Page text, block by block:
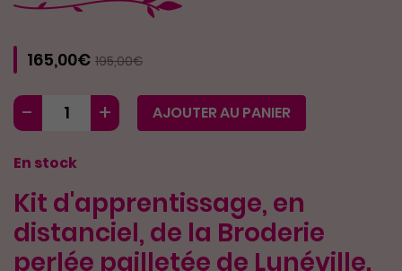
165,00€ 195,00€
AJOUTER AU PANIER
En stock
Kit d'apprentissage, en
distanciel, de la Broderie
perlée pailletée de Lunéville.